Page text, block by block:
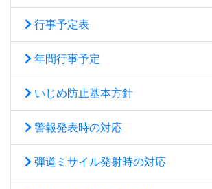
行事予定表
年間行事予定
いじめ防止基本方針
警報発表時の対応
弾道ミサイル発射時の対応